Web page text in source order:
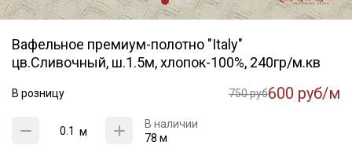
Вафельное премиум-полотно "Italy"
цв.Сливочный, ш.1.5м, хлопок-100%, 240гр/м.кв
В розницу 750 руб600 руб/м
м
В наличии
78 м